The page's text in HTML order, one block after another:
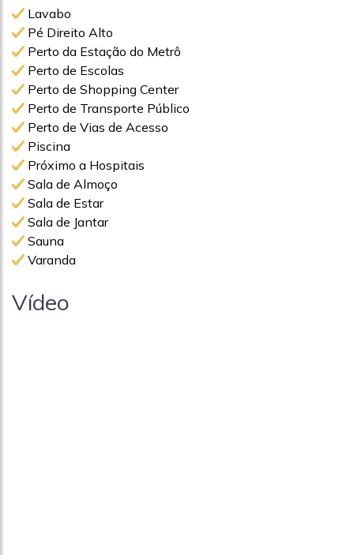
Lavabo
Pé Direito Alto
Perto da Estação do Metrô
Perto de Escolas
Perto de Shopping Center
Perto de Transporte Público
Perto de Vias de Acesso
Piscina
Próximo a Hospitais
Sala de Almoço
Sala de Estar
Sala de Jantar
Sauna
Varanda
Vídeo